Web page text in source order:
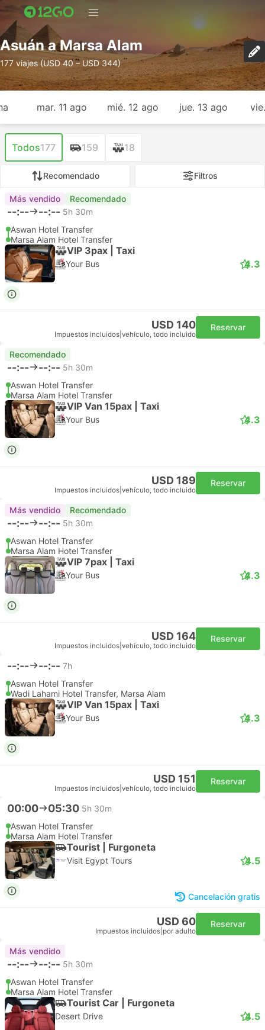
Asuán a Marsa Alam
177 viajes (USD 40 – USD 344)
mar. 11 ago mié. 12 ago jue. 13 ago
Todos177 159 18
Recomendado Filtros
Más vendido Recomendado
--:-- --:-- 5h 30m
Aswan Hotel Transfer
Marsa Alam Hotel Transfer
VIP 3pax | Taxi
Your Bus 4.3
USD 140
Impuestos incluidos vehículo, todo incluido
Reservar
Recomendado
--:-- --:-- 5h 30m
Aswan Hotel Transfer
Marsa Alam Hotel Transfer
VIP Van 15pax | Taxi
Your Bus 4.3
USD 189
Impuestos incluidos vehículo, todo incluido
Reservar
Más vendido Recomendado
--:-- --:-- 5h 30m
Aswan Hotel Transfer
Marsa Alam Hotel Transfer
VIP 7pax | Taxi
Your Bus 4.3
USD 164
Impuestos incluidos vehículo, todo incluido
Reservar
--:-- --:-- 7h
Aswan Hotel Transfer
Wadi Lahami Hotel Transfer, Marsa Alam
VIP Van 15pax | Taxi
Your Bus 4.3
USD 151
Impuestos incluidos vehículo, todo incluido
Reservar
00:00 05:30 5h 30m
Aswan Hotel Transfer
Marsa Alam Hotel Transfer
Tourist | Furgoneta
Visit Egypt Tours 4.5
Cancelación gratis
USD 60
Impuestos incluidos por adulto
Reservar
Más vendido
--:-- --:-- 5h 30m
Aswan Hotel Transfer
Marsa Alam Hotel Transfer
Tourist Car | Furgoneta
Desert Drive 4.5